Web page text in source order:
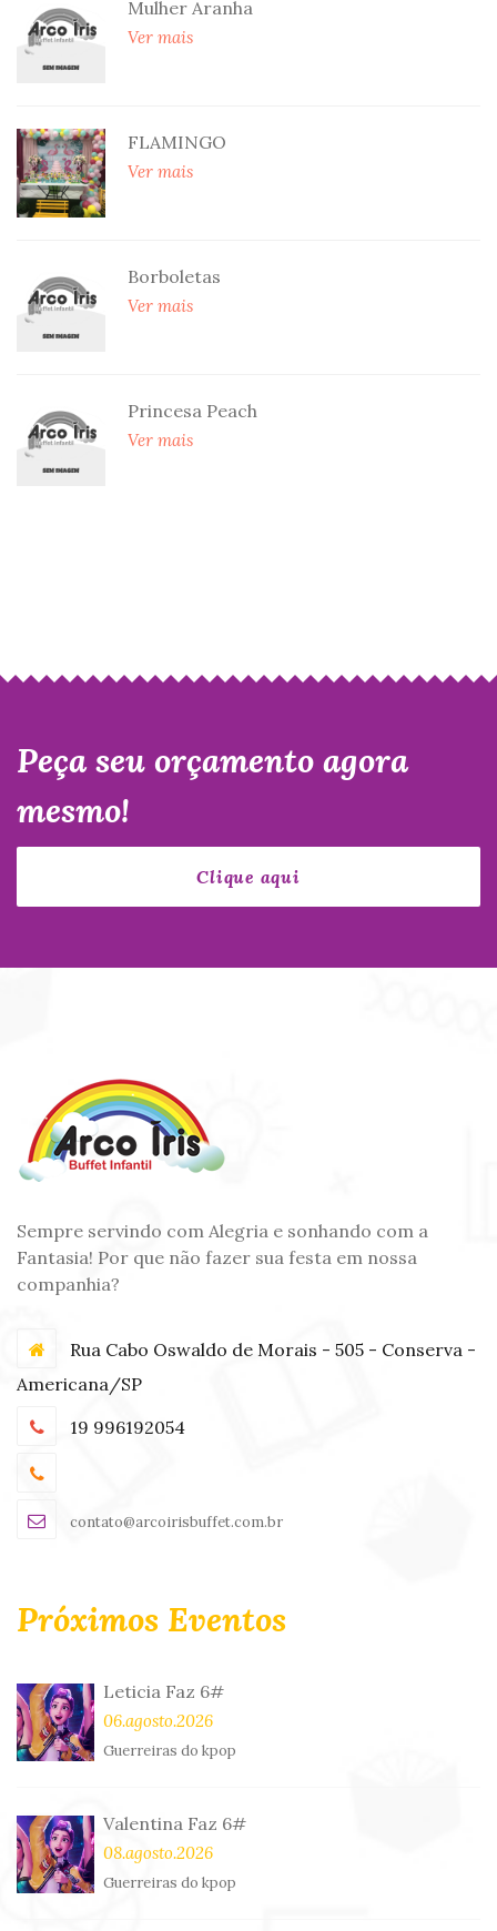
Mulher Aranha
Ver mais
FLAMINGO
Ver mais
Borboletas
Ver mais
Princesa Peach
Ver mais
Peça seu orçamento agora
mesmo!
Sempre servindo com Alegria e sonhando com a
Fantasia! Por que não fazer sua festa em nossa
companhia?
Rua Cabo Oswaldo de Morais - 505 - Conserva -
Americana/SP
19 996192054
contato@arcoirisbuffet.com.br
Próximos Eventos
Leticia Faz 6#
06.agosto.2026
Guerreiras do kpop
Valentina Faz 6#
08.agosto.2026
Guerreiras do kpop